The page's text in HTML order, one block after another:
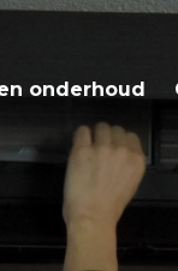
onderhoud